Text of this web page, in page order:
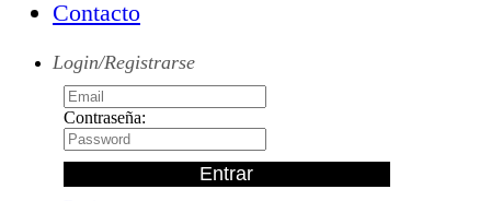
Contacto
Login/Registrarse
Contraseña: